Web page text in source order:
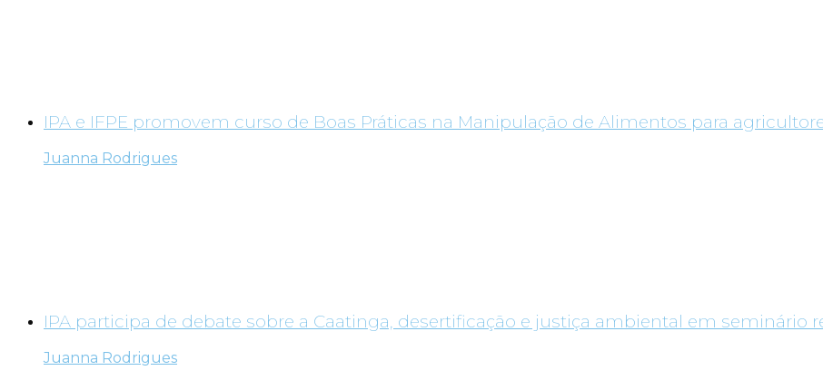
IPA e IFPE promovem curso de Boas Práticas na Manipulação de Alimentos para
Juanna Rodrigues
IPA participa de debate sobre a Caatinga, desertificação e justiça ambiental em seminário
Juanna Rodrigues